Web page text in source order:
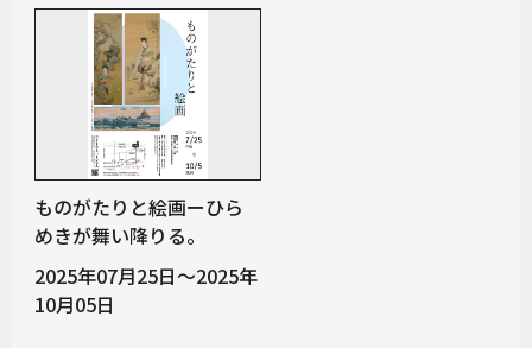
ものがたりと絵画ーひら
めきが舞い降りる。
2025年07月25日～2025年
10月05日